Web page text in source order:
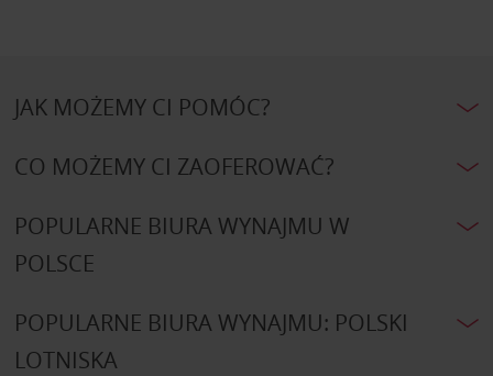
JAK MOŻEMY CI POMÓC?
CO MOŻEMY CI ZAOFEROWAĆ?
POPULARNE BIURA WYNAJMU W
POLSCE
POPULARNE BIURA WYNAJMU: POLSKI
LOTNISKA